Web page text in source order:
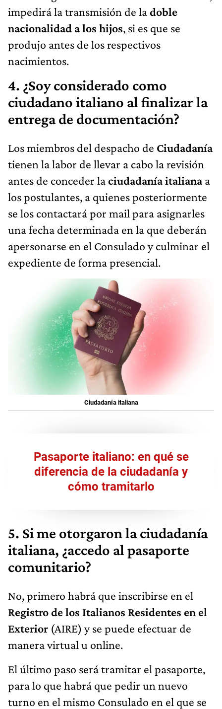
impedirá la transmisión de ladoble
nacionalidad a los hijos, si es que se
produjo antes de los respectivos
nacimientos.
4. ¿Soy considerado como
ciudadano italiano al finalizar la
entrega de documentación?
Los miembros del despacho de Ciudadanía
tienen la labor de llevar a cabo la revisión
antes de conceder laciudadanía italianaa
los postulantes, a quienes posteriormente
se los contactará por mail para asignarles
una fecha determinada en la que deberán
apersonarse en el Consulado y culminar el
expediente de forma presencial.
Ciudadanía italiana
Pasaporte italiano: en qué se
diferencia de la ciudadanía y
cómo tramitarlo
5. Si me otorgaron la ciudadanía
italiana, ¿accedo al pasaporte
comunitario?
No, primero habrá que inscribirse en el
Registro de los Italianos Residentes en el
Exterior (AIRE) y se puede efectuar de
manera virtual u online.
El último paso será tramitar el pasaporte,
para lo que habrá que pedir un nuevo
turno en el mismo Consulado en el que se